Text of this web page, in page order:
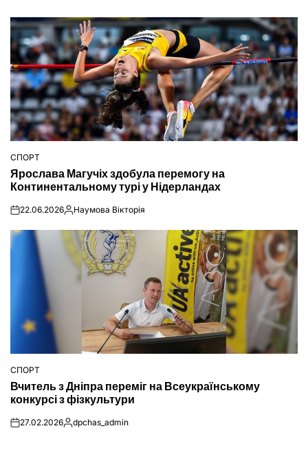
ОПУБЛІКУВАТИ
У
СПОРТ
Ярослава Магучіх здобула перемогу на
Континентальному турі у Нідерландах
on22.06.2026Опубліковано
Наумова Вікторія
ОПУБЛІКУВАТИ
У
СПОРТ
Вчитель з Дніпра переміг на Всеукраїнському
конкурсі з фізкультури
on27.02.2026Опубліковано
dpchas_admin